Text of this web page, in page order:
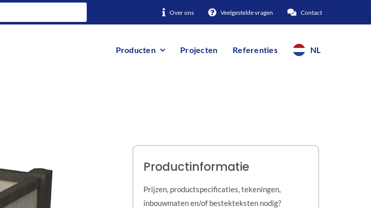
Over ons Veelgestelde vragen Contact
Producten Projecten Referenties NL
Productinformatie
Prijzen, productspecificaties, tekeningen,
inbouwmaten en/of bestekteksten nodig?